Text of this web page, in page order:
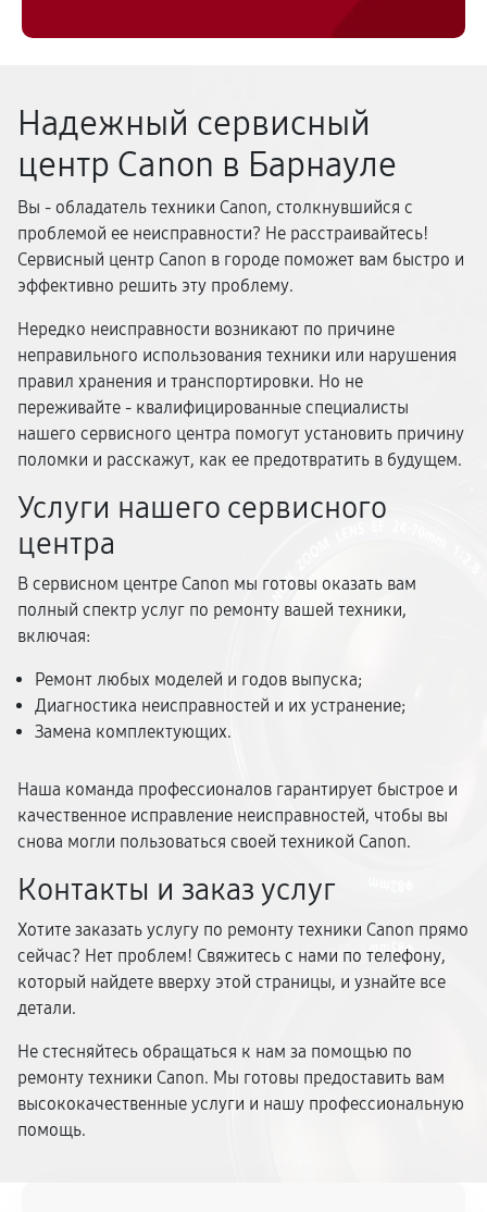
Надежный сервисный
центр Canon в Барнауле
Вы - обладатель техники Canon, столкнувшийся с
проблемой ее неисправности? Не расстраивайтесь!
Сервисный центр Canon в городе поможет вам быстро и
эффективно решить эту проблему.
Нередко неисправности возникают по причине
неправильного использования техники или нарушения
правил хранения и транспортировки. Но не
переживайте - квалифицированные специалисты
нашего сервисного центра помогут установить причину
поломки и расскажут, как ее предотвратить в будущем.
Услуги нашего сервисного
центра
В сервисном центре Canon мы готовы оказать вам
полный спектр услуг по ремонту вашей техники,
включая:
Ремонт любых моделей и годов выпуска;
Диагностика неисправностей и их устранение;
Замена комплектующих.
Наша команда профессионалов гарантирует быстрое и
качественное исправление неисправностей, чтобы вы
снова могли пользоваться своей техникой Canon.
Контакты и заказ услуг
Хотите заказать услугу по ремонту техники Canon прямо
сейчас? Нет проблем! Свяжитесь с нами по телефону,
который найдете вверху этой страницы, и узнайте все
детали.
Не стесняйтесь обращаться к нам за помощью по
ремонту техники Canon. Мы готовы предоставить вам
высококачественные услуги и нашу профессиональную
помощь.